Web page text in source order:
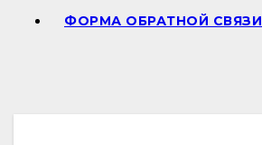
ФОРМА ОБРАТНОЙ СВЯЗИ